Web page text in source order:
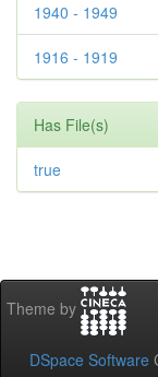
1940 - 1949
1916 - 1919
Has File(s)
true
Theme by
DSpace Software